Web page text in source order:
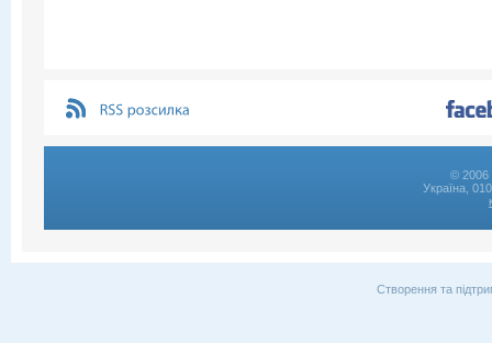
© 2006
Україна,
Створення та